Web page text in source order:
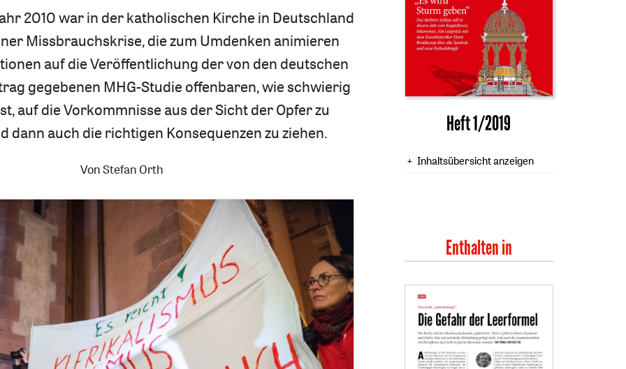
2010 war in der katholischen Kirche in Deutschland
Missbrauchskrise, die zum Umdenken animieren
auf die Veröffentlichung der von den deutschen
gegebenen MHG-Studie offenbaren, wie schwierig
auf die Vorkommnisse aus der Sicht der Opfer zu
dann auch die richtigen Konsequenzen zu ziehen.
VonStefan Orth
Heft 1/2019
Inhaltsübersicht anzeigen
Enthalten in